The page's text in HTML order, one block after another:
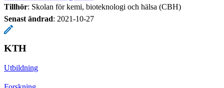
Tillhör: Skolan för kemi, bioteknologi och hälsa (CBH)
Senast ändrad: 2021-10-27
KTH
Utbildning